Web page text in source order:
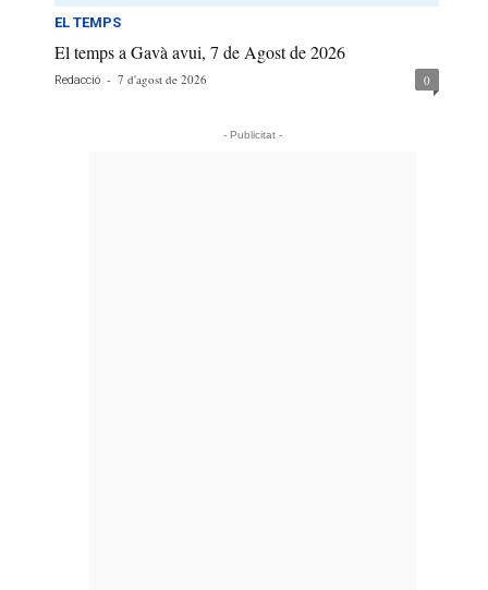
EL TEMPS
El temps a Gavà avui, 7 de Agost de 2026
Redacció - 7 d'agost de 2026 0
- Publicitat -